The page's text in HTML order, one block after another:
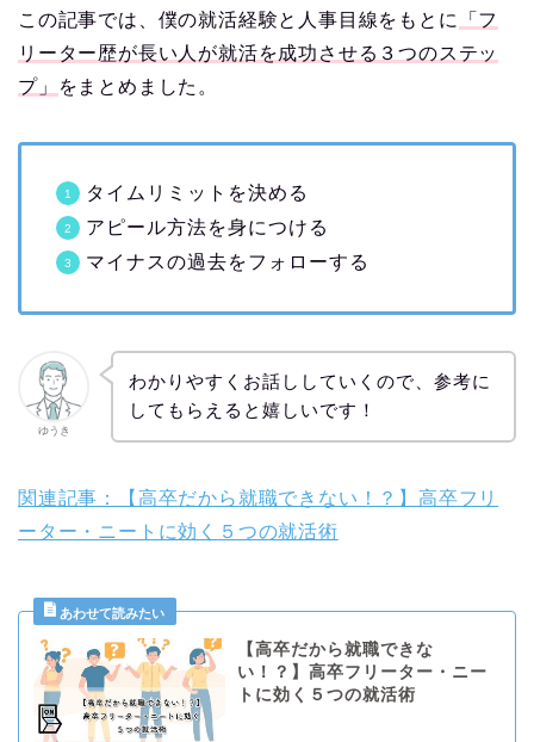
この記事では、僕の就活経験と人事目線をもとに
「フ
リーター歴が長い人が就活を成功させる３つのステッ
プ」
をまとめました。
タイムリミットを決める
アピール方法を身につける
マイナスの過去をフォローする
ゆうき
わかりやすくお話ししていくので、参考に
してもらえると嬉しいです！
関連記事：【高卒だから就職できない！？】高卒フリ
ーター・ニートに効く５つの就活術
【高卒だから就職できな
い！？】高卒フリーター・ニー
トに効く５つの就活術